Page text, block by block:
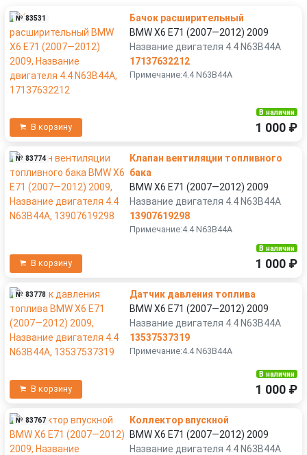
№ 83531
Бачок расширительный
BMW X6 E71 (2007—2012) 2009
Название двигателя 4.4 N63B44A
17137632212
Примечание:4.4 N63B44A
В корзину
В наличии
1 000 ₽
№ 83774
Клапан вентиляции топливного
бака
BMW X6 E71 (2007—2012) 2009
Название двигателя 4.4 N63B44A
13907619298
Примечание:4.4 N63B44A
В корзину
В наличии
1 000 ₽
№ 83778
Датчик давления топлива
BMW X6 E71 (2007—2012) 2009
Название двигателя 4.4 N63B44A
13537537319
Примечание:4.4 N63B44A
В корзину
В наличии
1 000 ₽
№ 83767
Коллектор впускной
BMW X6 E71 (2007—2012) 2009
Название двигателя 4.4 N63B44A